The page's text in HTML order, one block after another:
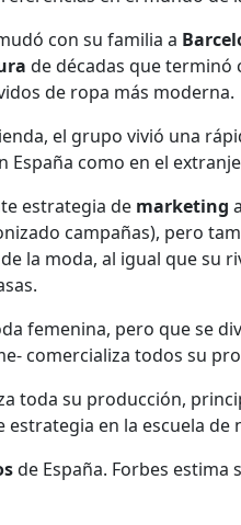
con su familia a
de décadas que terminó
de ropa más moderna.
el grupo vivió una
como en el
estrategia de marketing
campañas), pero
de la moda, al igual que su
femenina, pero que se
comercializa todos su
toda su producción,
en la escuela de
de España. Forbes